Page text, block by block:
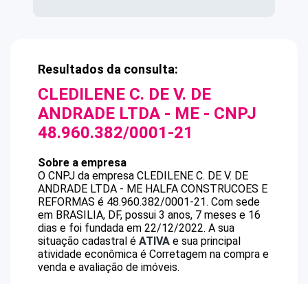
Resultados da consulta:
CLEDILENE C. DE V. DE
ANDRADE LTDA - ME - CNPJ
48.960.382/0001-21
Sobre a empresa
O CNPJ da empresa CLEDILENE C. DE V. DE
ANDRADE LTDA - ME HALFA CONSTRUCOES E
REFORMAS é 48.960.382/0001-21. Com sede
em BRASILIA, DF, possui 3 anos, 7 meses e 16
dias e foi fundada em 22/12/2022. A sua
situação cadastral é ATIVA e sua principal
atividade econômica é Corretagem na compra e
venda e avaliação de imóveis.